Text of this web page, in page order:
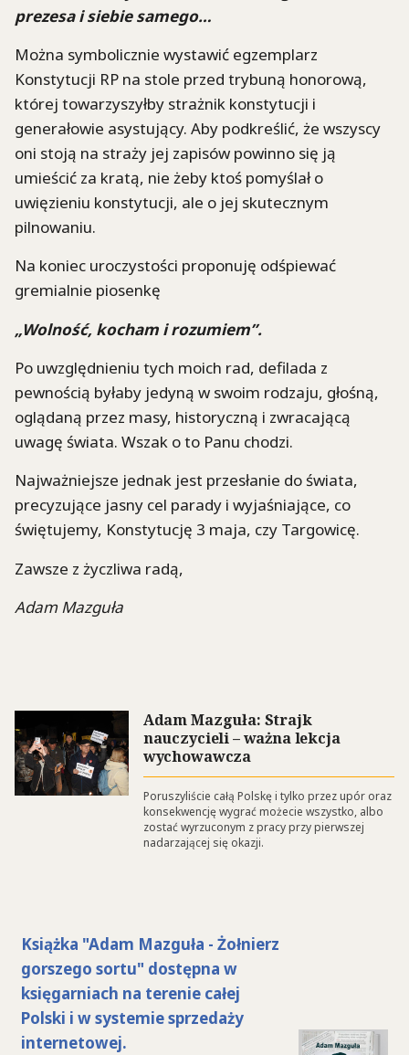
prezesa i siebie samego…
Można symbolicznie wystawić egzemplarz
Konstytucji RP na stole przed trybuną honorową,
której towarzyszyłby strażnik konstytucji i
generałowie asystujący. Aby podkreślić, że wszyscy
oni stoją na straży jej zapisów powinno się ją
umieścić za kratą, nie żeby ktoś pomyślał o
uwięzieniu konstytucji, ale o jej skutecznym
pilnowaniu.
Na koniec uroczystości proponuję odśpiewać
gremialnie piosenkę
„Wolność, kocham i rozumiem”.
Po uwzględnieniu tych moich rad, defilada z
pewnością byłaby jedyną w swoim rodzaju, głośną,
oglądaną przez masy, historyczną i zwracającą
uwagę świata. Wszak o to Panu chodzi.
Najważniejsze jednak jest przesłanie do świata,
precyzujące jasny cel parady i wyjaśniające, co
świętujemy, Konstytucję 3 maja, czy Targowicę.
Zawsze z życzliwa radą,
Adam Mazguła
Adam Mazguła: Strajk
nauczycieli – ważna lekcja
wychowawcza
Poruszyliście całą Polskę i tylko przez upór oraz
konsekwencję wygrać możecie wszystko, albo
zostać wyrzuconym z pracy przy pierwszej
nadarzającej się okazji.
Książka "Adam Mazguła - Żołnierz
gorszego sortu" dostępna w
księgarniach na terenie całej
Polski i w systemie sprzedaży
internetowej.